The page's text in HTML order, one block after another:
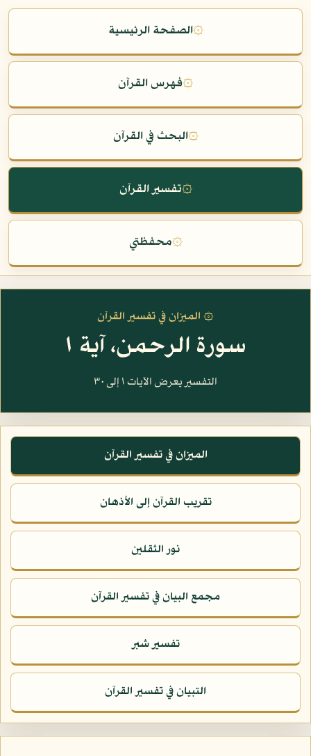
۞الصفحة الرئيسية
۞فهرس القرآن
۞البحث في القرآن
۞تفسير القرآن
۞محفظتي
۞ الميزان في تفسير القرآن
سورة الرحمن، آية ١
التفسير يعرض الآيات ١ إلى ٣٠
الميزان في تفسير القرآن
تقريب القرآن إلى الأذهان
نور الثقلين
مجمع البيان في تفسير القرآن
تفسير شبر
التبيان في تفسير القرآن